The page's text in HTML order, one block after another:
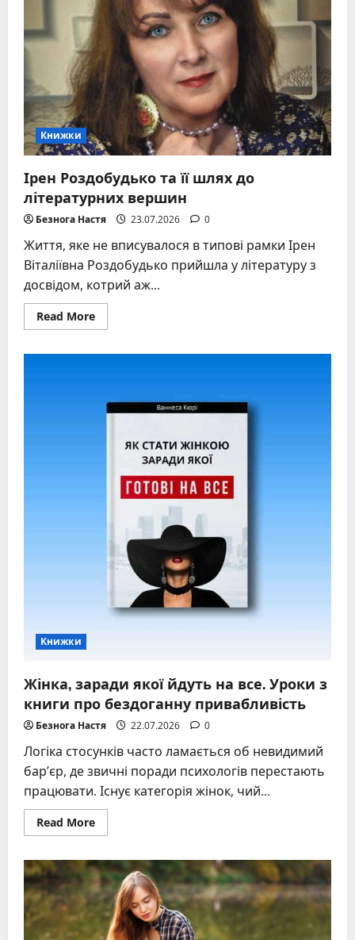
Книжки
Ірен Роздобудько та її шлях до
літературних вершин
Безнога Настя 23.07.2026 0
Життя, яке не вписувалося в типові рамки Ірен
Віталіївна Роздобудько прийшла у літературу з
досвідом, котрий аж...
Read MoreRead
more
до
літературних
Книжки
Жінка, заради якої йдуть на все. Уроки з
книги про бездоганну привабливість
Безнога Настя 22.07.2026 0
Логіка стосунків часто ламається об невидимий
бар’єр, де звичні поради психологів перестають
працювати. Існує категорія жінок, чий...
Read MoreRead
more
заради
якої
йдуть
на
все.
Уроки
з